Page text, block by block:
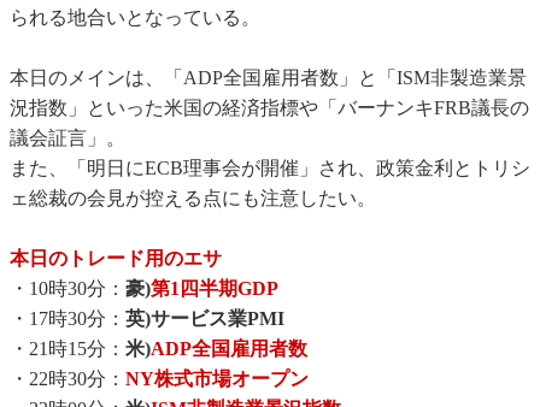
られる地合いとなっている。
本日のメインは、「ADP全国雇用者数」と「ISM非製造業景
況指数」といった米国の経済指標や「バーナンキFRB議長の
議会証言」。
また、「明日にECB理事会が開催」され、政策金利とトリシ
ェ総裁の会見が控える点にも注意したい。
本日のトレード用のエサ
・10時30分： 豪)第1四半期GDP
・17時30分： 英)サービス業PMI
・21時15分： 米)ADP全国雇用者数
・22時30分： NY株式市場オープン